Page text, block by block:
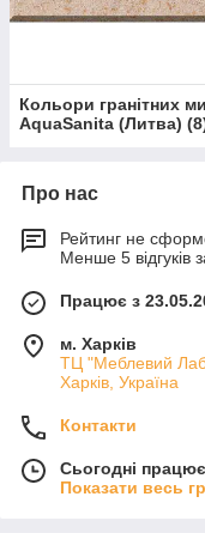
Кольори гранітних
AquaSanita (Литва) (8
Про нас
Рейтинг не
Менше 5 відгуків
Працює з
м. Харків
ТЦ "Меблевий
Харків, Україна
Контакти
Сьогодні
Показати весь